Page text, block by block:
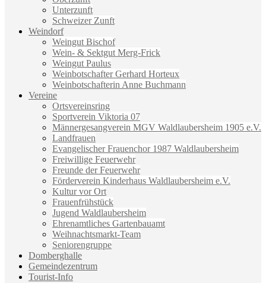
Unterzunft
Schweizer Zunft
Weindorf
Weingut Bischof
Wein- & Sektgut Merg-Frick
Weingut Paulus
Weinbotschafter Gerhard Horteux
Weinbotschafterin Anne Buchmann
Vereine
Ortsvereinsring
Sportverein Viktoria 07
Männergesangverein MGV Waldlaubersheim 1905 e.V.
Landfrauen
Evangelischer Frauenchor 1987 Waldlaubersheim
Freiwillige Feuerwehr
Freunde der Feuerwehr
Förderverein Kinderhaus Waldlaubersheim e.V.
Kultur vor Ort
Frauenfrühstück
Jugend Waldlaubersheim
Ehrenamtliches Gartenbauamt
Weihnachtsmarkt-Team
Seniorengruppe
Domberghalle
Gemeindezentrum
Tourist-Info